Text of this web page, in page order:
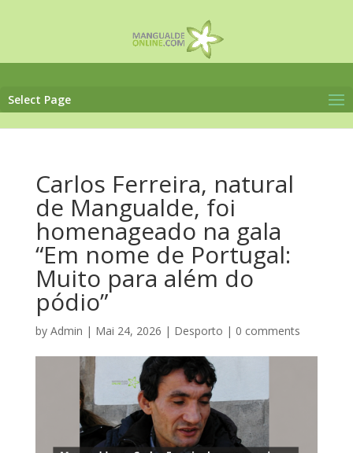
Select Page
Carlos Ferreira, natural
de Mangualde, foi
homenageado na gala
“Em nome de Portugal:
Muito para além do
pódio”
by Admin | Mai 24, 2026 | Desporto | 0 comments